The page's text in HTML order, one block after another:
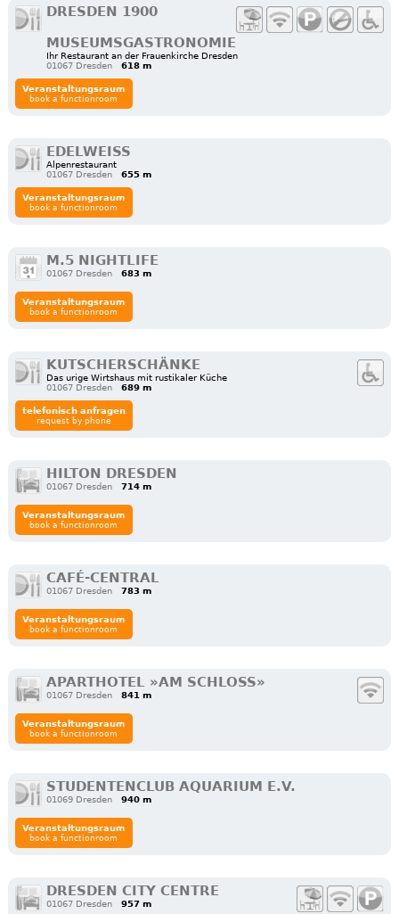
DRESDEN 1900
MUSEUMSGASTRONOMIE
Ihr Restaurant an der Frauenkirche Dresden
01067 Dresden
618 m
Veranstaltungsraum
book a functionroom
EDELWEISS
Alpenrestaurant
01067 Dresden
655 m
Veranstaltungsraum
book a functionroom
M.5 NIGHTLIFE
01067 Dresden 683 m
Veranstaltungsraum
book a functionroom
KUTSCHERSCHÄNKE
Das urige Wirtshaus mit rustikaler Küche
01067 Dresden
689 m
telefonisch anfragen
request by phone
HILTON DRESDEN
01067 Dresden 714 m
Veranstaltungsraum
book a functionroom
CAFÉ-CENTRAL
01067 Dresden 783 m
Veranstaltungsraum
book a functionroom
APARTHOTEL »AM SCHLOSS»
01067 Dresden 841 m
Veranstaltungsraum
book a functionroom
STUDENTENCLUB AQUARIUM E.V.
01069 Dresden 940 m
Veranstaltungsraum
book a functionroom
DRESDEN CITY CENTRE
01067 Dresden 957 m